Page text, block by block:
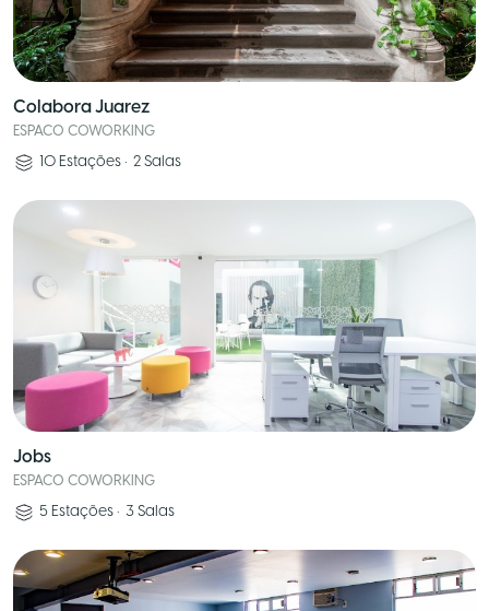
Colabora Juarez
ESPACO COWORKING
10 Estações • 2 Salas
Jobs
ESPACO COWORKING
5 Estações • 3 Salas